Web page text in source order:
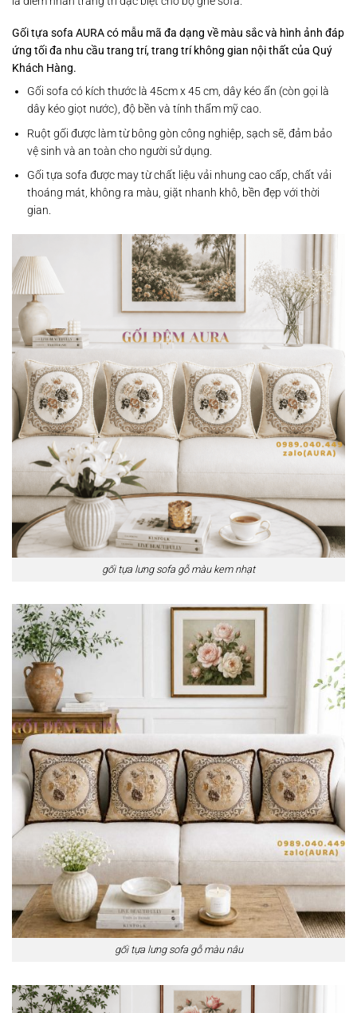
Gối tựa sofa AURA có mẫu mã đa dạng về màu sắc và hình ảnh đáp
ứng tối đa nhu cầu trang trí, trang trí không gian nội thất của Quý
Khách Hàng.
Gối sofa có kích thước là 45cm x 45 cm, dây kéo ẩn (còn gọi là
dây kéo giọt nước), độ bền và tính thẩm mỹ cao.
Ruột gối được làm từ bông gòn công nghiệp, sạch sẽ, đảm bảo
vệ sinh và an toàn cho người sử dụng.
Gối tựa sofa được may từ chất liệu vải nhung cao cấp, chất vải
thoáng mát, không ra màu, giặt nhanh khô, bền đẹp với thời
gian.
gối tựa lưng sofa gỗ màu kem nhạt
gối tựa lưng sofa gỗ màu nâu